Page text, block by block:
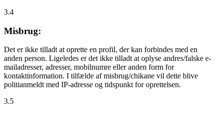
3.4
Misbrug:
Det er ikke tilladt at oprette en profil, der kan forbindes med en
anden person. Ligeledes er det ikke tilladt at oplyse andres/falske e-
mailadresser, adresser, mobilnumre eller anden form for
kontaktinformation. I tilfælde af misbrug/chikane vil dette blive
politianmeldt med IP-adresse og tidspunkt for oprettelsen.
3.5